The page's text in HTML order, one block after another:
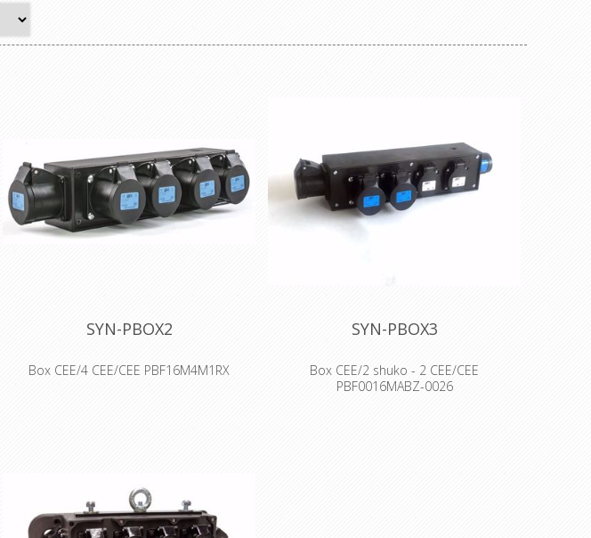
SYN-PBOX2
Box CEE/4 CEE/CEE PBF16M4M1RX
SYN-PBOX3
Box CEE/2 shuko - 2 CEE/CEE
PBF0016MABZ-0026